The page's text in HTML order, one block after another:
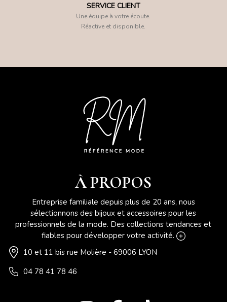
SERVICE CLIENT
Une équipe à votre écoute.
Réactive et disponible.
À PROPOS
Entreprise familiale depuis plus de 20 ans, nous
sélectionnons des bijoux et accessoires pour les
professionnels de la mode. Des collections tendances et
fiables pour développer votre activité.
10 et 11 bis rue Molière - 69006 LYON
04 78 41 78 46